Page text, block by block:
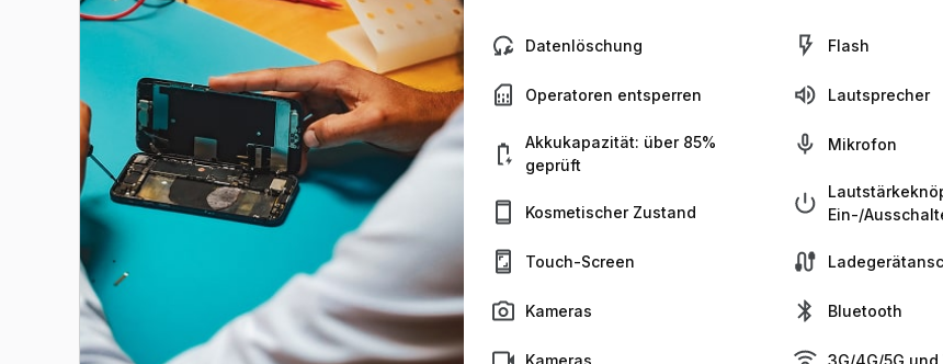
Datenlöschung
Operatoren entsperren
Akkukapazität: über 85%
geprüft
Kosmetischer Zustand
Touch-Screen
Kameras
Kameras
Flash
Lautsprecher
Mikrofon
Ein-/
Bluetooth
3G/4G/5G